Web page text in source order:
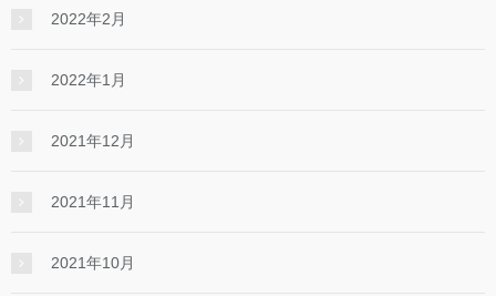
2022年2月
2022年1月
2021年12月
2021年11月
2021年10月